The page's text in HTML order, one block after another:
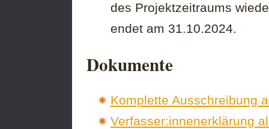
des Projektzeitraums
endet am 31.10.2024.
Dokumente
Komplette Ausschreibung
Verfasser:innenerklärung